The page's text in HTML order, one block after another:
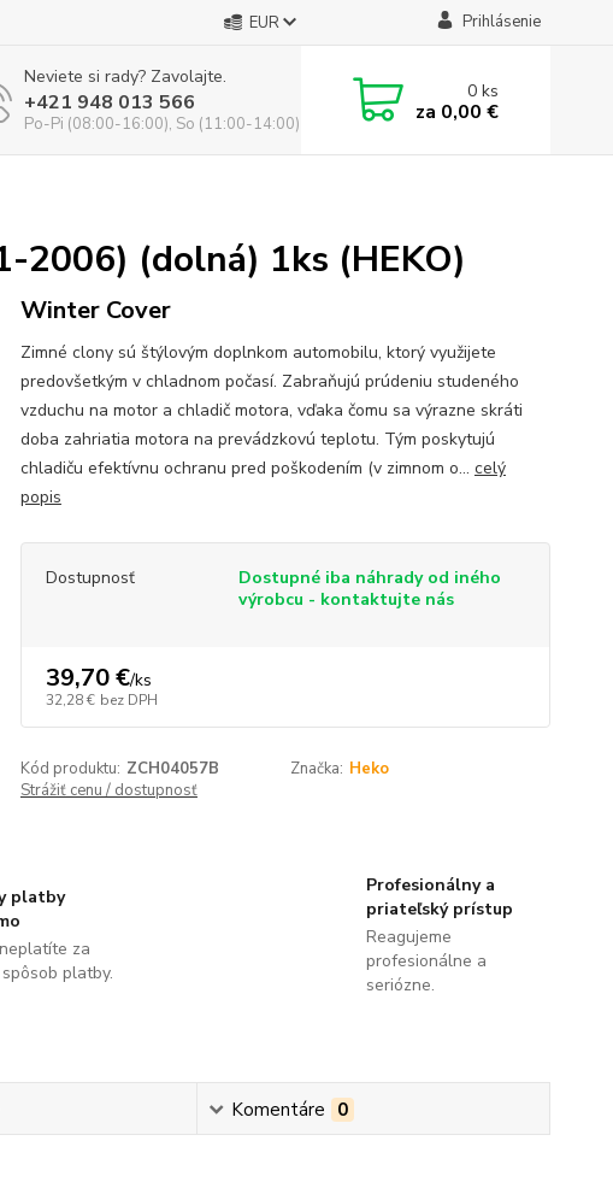
EUR Prihlásenie
Neviete si rady? Zavolajte.
+421 948 013 566
Po-Pi (08:00-16:00), So (11:00-14:00)
0ks
za 0,00 €
2006) (dolná) 1ks (HEKO)
Winter Cover
Zimné clony sú štýlovým doplnkom automobilu, ktorý využijete
predovšetkým v chladnom počasí. Zabraňujú prúdeniu studeného
vzduchu na motor a chladič motora, vďaka čomu sa výrazne skráti
doba zahriatia motora na prevádzkovú teplotu. Tým poskytujú
chladiču efektívnu ochranu pred poškodením (v zimnom o... celý
popis
Dostupnosť
Dostupné iba náhrady od iného
výrobcu - kontaktujte nás
39,70 €/ks
32,28 € bez DPH
Kód produktu: ZCH04057B Značka: Heko
Strážiť cenu / dostupnosť
platby
za
platby.
Profesionálny a
priateľský prístup
Reagujeme
profesionálne a
seriózne.
Komentáre 0